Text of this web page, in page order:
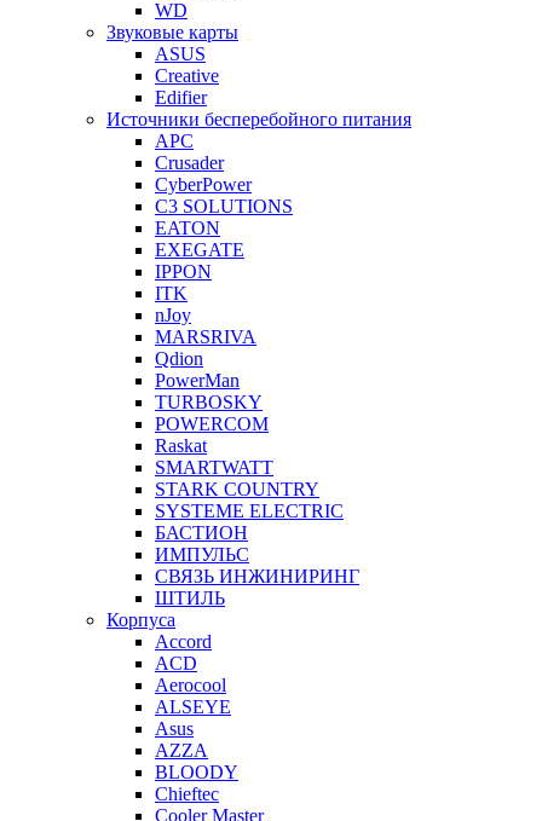
WD
Звуковые карты
ASUS
Creative
Edifier
Источники бесперебойного питания
APC
Crusader
CyberPower
C3 SOLUTIONS
EATON
EXEGATE
IPPON
ITK
nJoy
MARSRIVA
Qdion
PowerMan
TURBOSKY
POWERCOM
Raskat
SMARTWATT
STARK COUNTRY
SYSTEME ELECTRIC
БАСТИОН
ИМПУЛЬС
СВЯЗЬ ИНЖИНИРИНГ
ШТИЛЬ
Корпуса
Accord
ACD
Aerocool
ALSEYE
Asus
AZZA
BLOODY
Chieftec
Cooler Master